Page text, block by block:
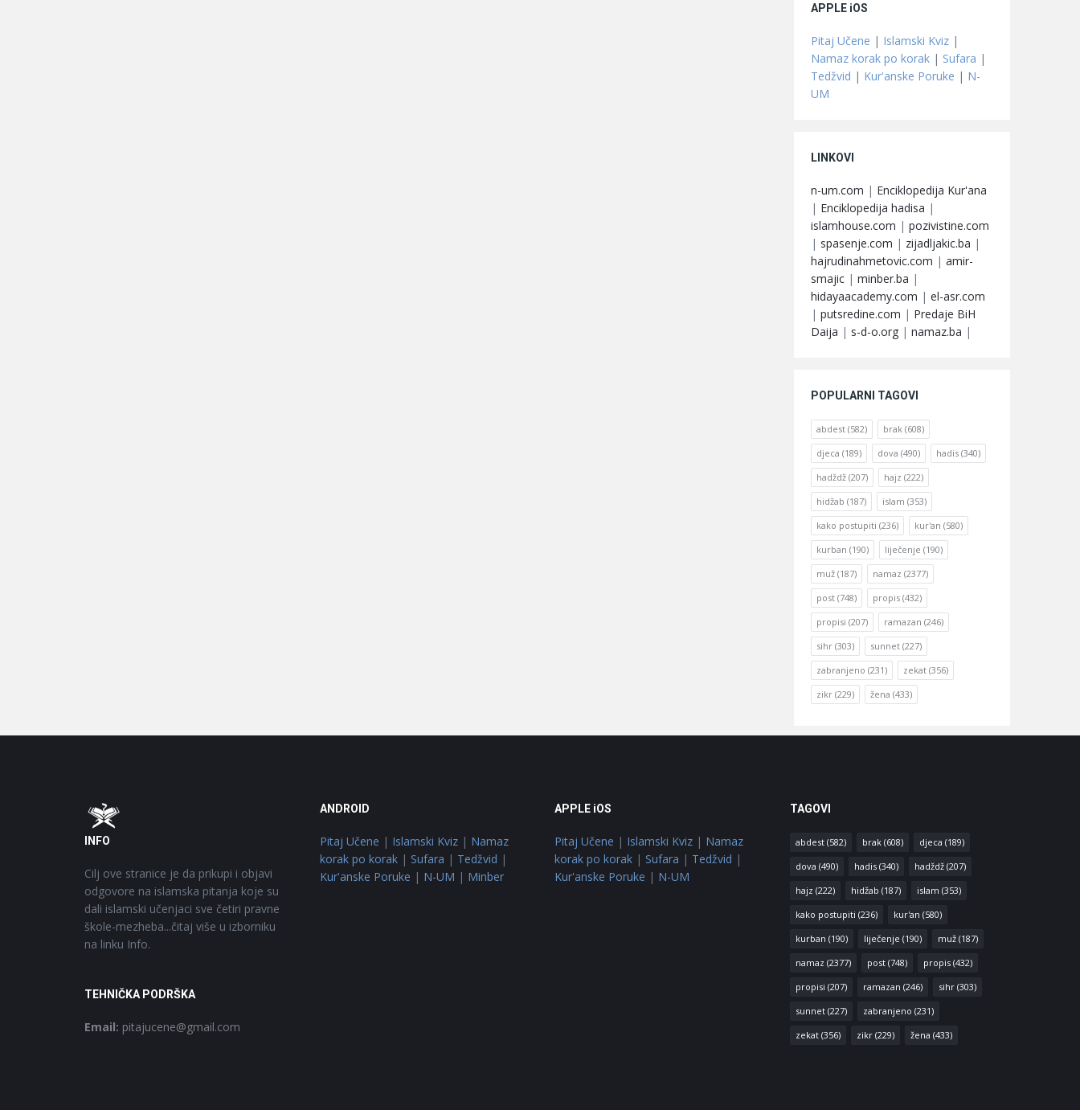
APPLE iOS
Pitaj Učene | Islamski Kviz |
Namaz korak po korak | Sufara |
Tedžvid | Kur'anske Poruke | N-
UM
LINKOVI
n-um.com | Enciklopedija Kur'ana
| Enciklopedija hadisa |
islamhouse.com | pozivistine.com
| spasenje.com | zijadljakic.ba |
hajrudinahmetovic.com | amir-
smajic | minber.ba |
hidayaacademy.com | el-asr.com
| putsredine.com | Predaje BiH
Daija | s-d-o.org | namaz.ba |
POPULARNI TAGOVI
abdest (582) brak (608)
djeca (189) dova (490) hadis (340)
hadždž (207) hajz (222)
hidžab (187) islam (353)
kako postupiti (236) kur'an (580)
kurban (190) liječenje (190)
muž (187) namaz (2377)
post (748) propis (432)
propisi (207) ramazan (246)
sihr (303) sunnet (227)
zabranjeno (231) zekat (356)
zikr (229) žena (433)
Footer
INFO
Cilj ove stranice je da prikupi i objavi
odgovore na islamska pitanja koje su
dali islamski učenjaci sve četiri pravne
škole-mezheba...čitaj više u izborniku
na linku Info.
TEHNIČKA PODRŠKA
Email: pitajucene@gmail.com
ANDROID
Pitaj Učene | Islamski Kviz| Namaz
korak po korak| Sufara | Tedžvid |
Kur'anske Poruke | N-UM | Minber
APPLE iOS
Pitaj Učene | Islamski Kviz | Namaz
korak po korak | Sufara | Tedžvid |
Kur'anske Poruke | N-UM
TAGOVI
abdest(582) brak(608) djeca (189)
dova (490) hadis(340) hadždž(207)
hajz (222) hidžab (187) islam (353)
kako postupiti (236) kur'an (580)
kurban (190) liječenje (190) muž(187)
namaz (2377) post(748) propis(432)
propisi (207) ramazan (246) sihr(303)
sunnet(227) zabranjeno (231)
zekat(356) zikr(229) žena (433)